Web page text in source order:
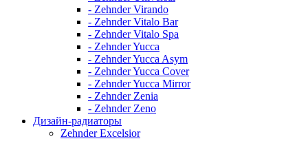
- Zehnder Virando
- Zehnder Vitalo Bar
- Zehnder Vitalo Spa
- Zehnder Yucca
- Zehnder Yucca Asym
- Zehnder Yucca Cover
- Zehnder Yucca Mirror
- Zehnder Zenia
- Zehnder Zeno
Дизайн-радиаторы
Zehnder Excelsior